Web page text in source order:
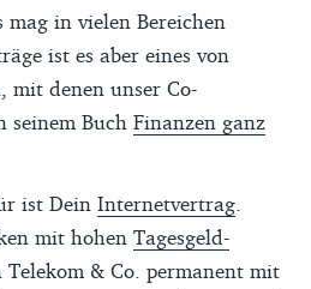
in vielen Bereichen
ist es aber eines von
mit denen unser Co-
seinem Buch Finanzen ganz
ist Dein Internetvertrag
mit hohen Tagesgeld-
Telekom & Co. permanent mit